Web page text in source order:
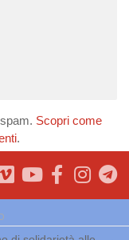
Scopri come
.